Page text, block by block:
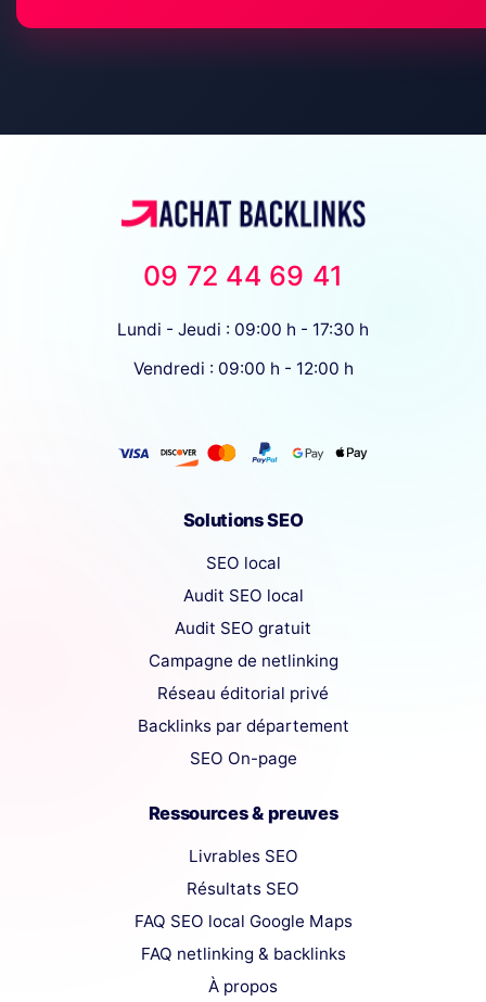
09 72 44 69 41
Lundi - Jeudi : 09:00 h - 17:30 h
Vendredi : 09:00 h - 12:00 h
Solutions SEO
SEO local
Audit SEO local
Audit SEO gratuit
Campagne de netlinking
Réseau éditorial privé
Backlinks par département
SEO On-page
Ressources & preuves
Livrables SEO
Résultats SEO
FAQ SEO local Google Maps
FAQ netlinking & backlinks
À propos